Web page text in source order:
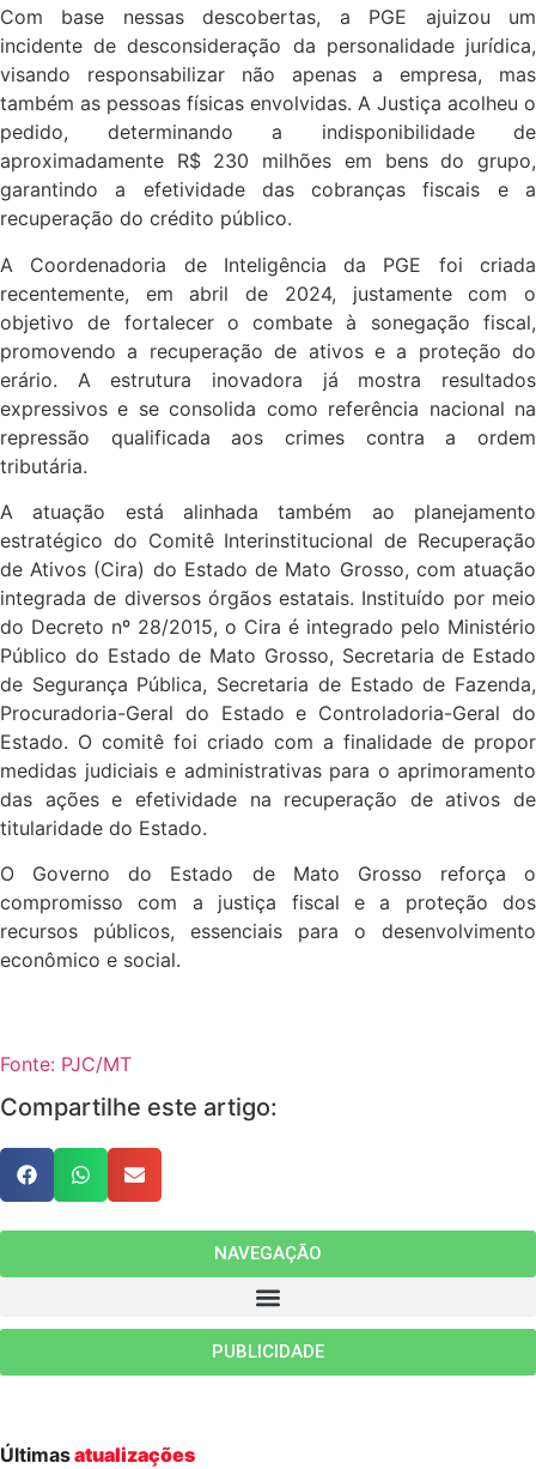
Com base nessas descobertas, a PGE ajuizou um
incidente de desconsideração da personalidade jurídica,
visando responsabilizar não apenas a empresa, mas
também as pessoas físicas envolvidas. A Justiça acolheu o
pedido, determinando a indisponibilidade de
aproximadamente R$ 230 milhões em bens do grupo,
garantindo a efetividade das cobranças fiscais e a
recuperação do crédito público.
A Coordenadoria de Inteligência da PGE foi criada
recentemente, em abril de 2024, justamente com o
objetivo de fortalecer o combate à sonegação fiscal,
promovendo a recuperação de ativos e a proteção do
erário. A estrutura inovadora já mostra resultados
expressivos e se consolida como referência nacional na
repressão qualificada aos crimes contra a ordem
tributária.
A atuação está alinhada também ao planejamento
estratégico do Comitê Interinstitucional de Recuperação
de Ativos (Cira) do Estado de Mato Grosso, com atuação
integrada de diversos órgãos estatais. Instituído por meio
do Decreto nº 28/2015, o Cira é integrado pelo Ministério
Público do Estado de Mato Grosso, Secretaria de Estado
de Segurança Pública, Secretaria de Estado de Fazenda,
Procuradoria-Geral do Estado e Controladoria-Geral do
Estado. O comitê foi criado com a finalidade de propor
medidas judiciais e administrativas para o aprimoramento
das ações e efetividade na recuperação de ativos de
titularidade do Estado.
O Governo do Estado de Mato Grosso reforça o
compromisso com a justiça fiscal e a proteção dos
recursos públicos, essenciais para o desenvolvimento
econômico e social.
Fonte: PJC/MT
Compartilhe este artigo:
NAVEGAÇÃO
PUBLICIDADE
Últimasatualizações